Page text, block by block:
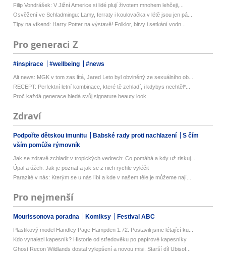
Filip Vondrášek: V Jižní Americe si lidé plují životem mnohem lehčeji,...
Osvěžení ve Schladmingu: Lamy, ferraty i koulovačka v létě jsou jen pá...
Tipy na víkend: Harry Potter na výstavě! Folklor, bitvy i setkání vodn...
Pro generaci Z
#inspirace #wellbeing #news
Alt news: MGK v tom zas lítá, Jared Leto byl obviněný ze sexuálního ob...
RECEPT: Perfektní letní kombinace, které tě zchladí, i kdybys nechtěl*...
Proč každá generace hledá svůj signature beauty look
Zdraví
Podpořte dětskou imunitu Babské rady proti nachlazení
S čím
vším pomůže rýmovník
Jak se zdravě zchladit v tropických vedrech: Co pomáhá a kdy už riskuj...
Úpal a úžeh: Jak je poznat a jak se z nich rychle vyléčit
Parazité v nás: Kterým se u nás líbí a kde v našem těle je můžeme nají...
Pro nejmenší
Mourissonova poradna Komiksy Festival ABC
Plastikový model Handley Page Hampden 1:72: Postavili jsme létající ku...
Kdo vynalezl kapesník? Historie od středověku po papírové kapesníky
Ghost Recon Wildlands dostal vylepšení a novou misi. Starší díl Ubisof...